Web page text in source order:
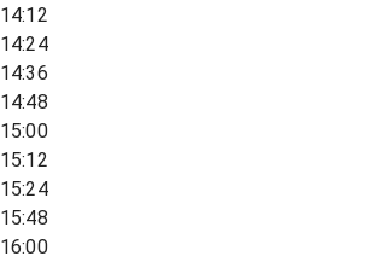
14:12
14:24
14:36
14:48
15:00
15:12
15:24
15:48
16:00